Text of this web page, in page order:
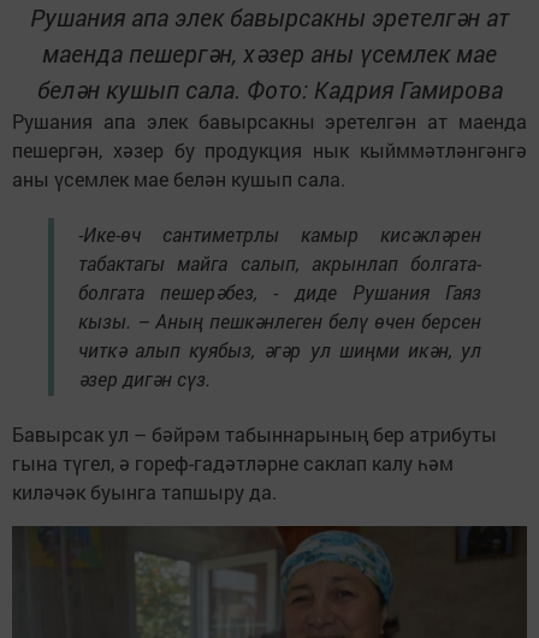
Рушания апа элек бавырсакны эретелгән ат
маенда пешергән, хәзер аны үсемлек мае
белән кушып сала. Фото: Кадрия Гамирова
Рушания апа элек бавырсакны эретелгән ат маенда
пешергән, хәзер бу продукция нык кыйммәтләнгәнгә
аны үсемлек мае белән кушып сала.
-Ике-өч сантиметрлы камыр кисәкләрен
табактагы майга салып, акрынлап болгата-
болгата пешерәбез, - диде Рушания Гаяз
кызы. – Аның пешкәнлеген белү өчен берсен
читкә алып куябыз, әгәр ул шиңми икән, ул
әзер дигән сүз.
Бавырсак ул – бәйрәм табыннарының бер атрибуты
гына түгел, ә гореф-гадәтләрне саклап калу һәм
киләчәк буынга тапшыру да.